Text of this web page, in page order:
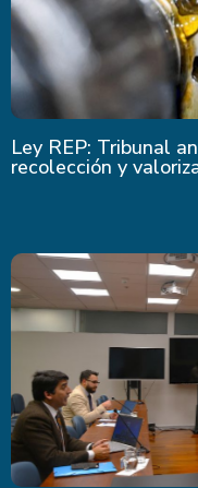
Ley REP: Tribunal
recolección y